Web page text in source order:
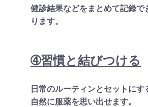
健診結果などをまとめて記録で
ります。
➃習慣と結びつける
日常のルーティンとセットにす
自然に服薬を思い出せます。